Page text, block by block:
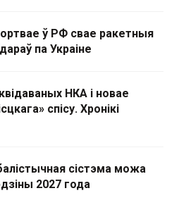
ў РФ свае ракетныя
па Украіне
НКА і новае
спісу. Хронікі
сістэма можа
2027 года